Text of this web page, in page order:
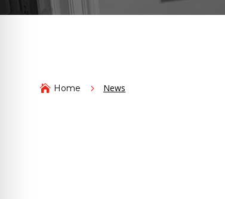
 Home 5 News